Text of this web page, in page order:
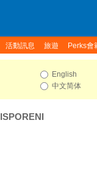
活動訊息 旅遊 Perks會
English
中文简体